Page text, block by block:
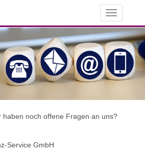
Toggle
navigation
haben noch offene Fragen an uns?
Service GmbH